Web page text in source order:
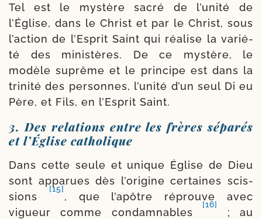
Tel est le mys­tère sacré de l’unité de
l’Église, dans le Christ et par le Christ, sous
l’action de l’Esprit Saint qui réa­lise la varié­
té des minis­tères. De ce mys­tère, le
modèle suprême et le prin­cipe est dans la
tri­ni­té des per­sonnes, l’unité d’un seul Di eu
Père, et Fils, en l’Esprit Saint.
3. Des relations entre les frères séparés
et l’Église catholique
Dans cette seule et unique Église de Dieu
sont appa­rues dès l’origine cer­taines scis­
sions
[15]
, que l’apôtre réprouve avec
vigueur comme condam­nables
[16]
; au